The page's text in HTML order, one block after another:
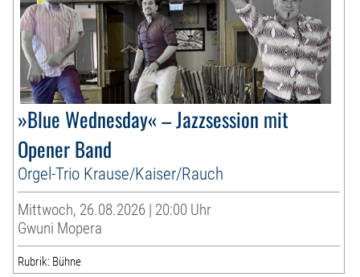
»Blue Wednesday« – Jazzsession mit
Opener Band
Orgel-Trio Krause/Kaiser/Rauch
Mittwoch, 26.08.2026 | 20:00 Uhr
Gwuni Mopera
Rubrik: Bühne